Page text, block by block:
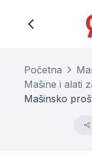
Početna
Mašine i alati
Mašinsko